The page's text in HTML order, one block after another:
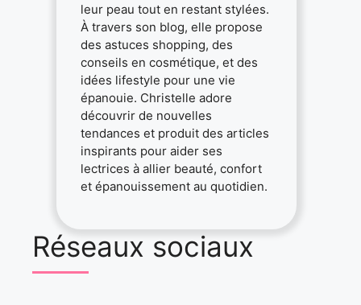
leur peau tout en restant stylées.
À travers son blog, elle propose
des astuces shopping, des
conseils en cosmétique, et des
idées lifestyle pour une vie
épanouie. Christelle adore
découvrir de nouvelles
tendances et produit des articles
inspirants pour aider ses
lectrices à allier beauté, confort
et épanouissement au quotidien.
Réseaux sociaux